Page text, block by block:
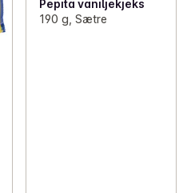
Pepita vaniljekjeks
190 g, Sætre